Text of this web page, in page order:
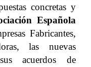
concretas y
Española
Fabricantes,
las nuevas
acuerdos de